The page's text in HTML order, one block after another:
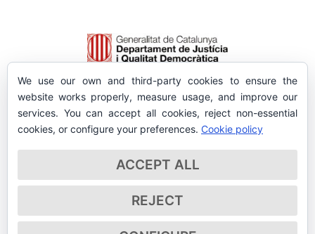
We use our own and third-party cookies to ensure the
website works properly, measure usage, and improve our
services. You can accept all cookies, reject non-essential
cookies, or configure your preferences. Cookie policy
ACCEPT ALL
REJECT